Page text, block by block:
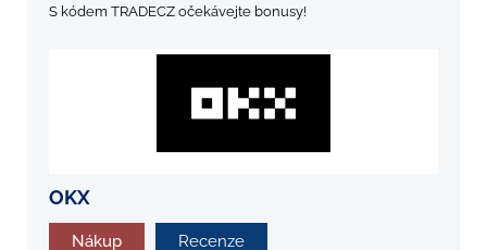
S kódem TRADECZ očekávejte bonusy!
OKX
Nákup Recenze